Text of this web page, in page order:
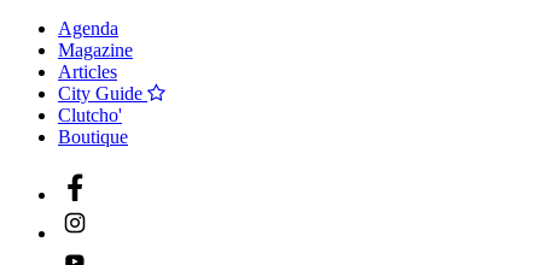
Agenda
Magazine
Articles
City Guide
Clutcho'
Boutique